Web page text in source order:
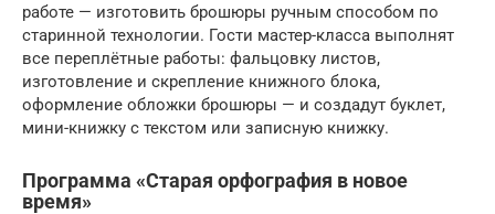
работе — изготовить брошюры ручным способом по
старинной технологии. Гости мастер-класса выполнят
все переплётные работы: фальцовку листов,
изготовление и скрепление книжного блока,
оформление обложки брошюры — и создадут буклет,
мини-книжку с текстом или записную книжку.
Программа «Старая орфография в новое
время»